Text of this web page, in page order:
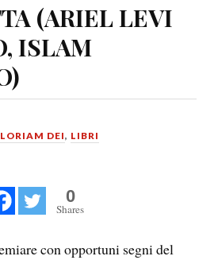
(ARIEL LEVI
ISLAM
DEI, LIBRI
0
Shares
con opportuni segni del